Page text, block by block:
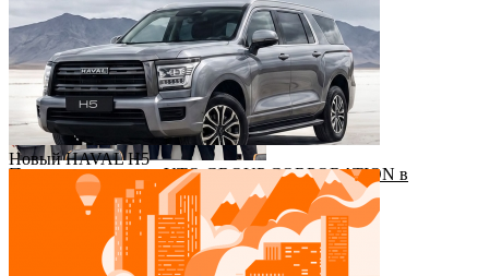
Приезд руководства YTO GROUP CORPORATION в
Казахстан
Новый HAVAL H5